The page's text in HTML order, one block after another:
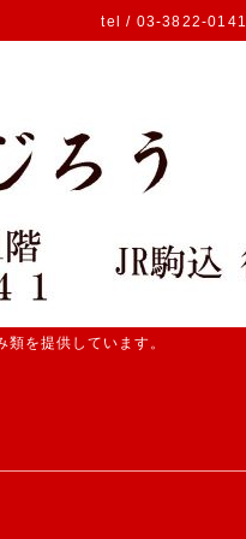
tel / 03-3822-0141
を提供しています。